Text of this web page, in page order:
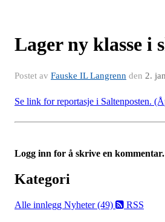
Lager ny klasse i
Postet av Fauske IL Langrenn den 2.
Se link for reportasje i Saltenposten.
Logg inn for å skrive en kommentar.
Kategori
Alle innlegg Nyheter (49) RSS